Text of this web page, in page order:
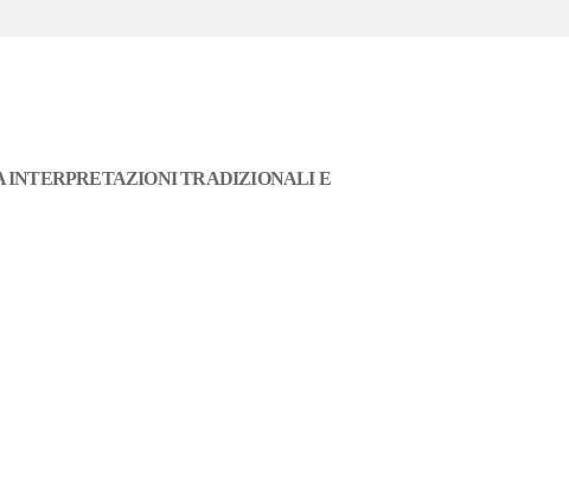
INTERPRETAZIONI TRADIZIONALI E